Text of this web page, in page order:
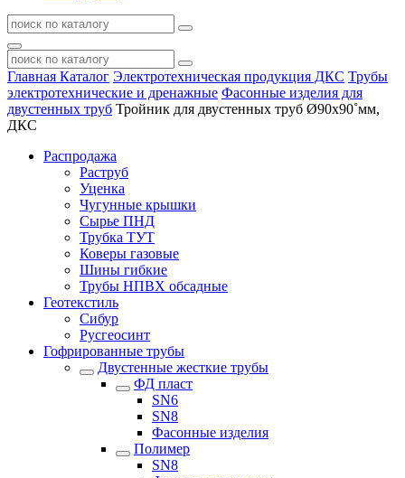
Главная Каталог Электротехническая продукция ДКС Трубы
электротехнические и дренажные Фасонные изделия для
двустенных труб Тройник для двустенных труб Ø90х90˚мм,
ДКС
Распродажа
Раструб
Уценка
Чугунные крышки
Сырье ПНД
Трубка ТУТ
Коверы газовые
Шины гибкие
Трубы НПВХ обсадные
Геотекстиль
Сибур
Русгеосинт
Гофрированные трубы
Двустенные жесткие трубы
ФД пласт
SN6
SN8
Фасонные изделия
Полимер
SN8